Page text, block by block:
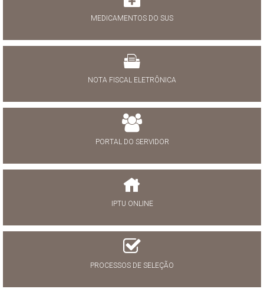
MEDICAMENTOS DO SUS
NOTA FISCAL ELETRÔNICA
PORTAL DO SERVIDOR
IPTU ONLINE
PROCESSOS DE SELEÇÃO